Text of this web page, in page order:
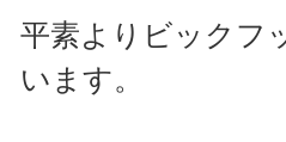
平素よりビックフ
います。